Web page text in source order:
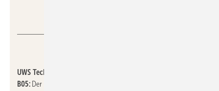
UWS Technologie @ Aalberts hydronic flow control, 9.0-
B05:Der neu entwickelte Heat Guard Online erkennt durch